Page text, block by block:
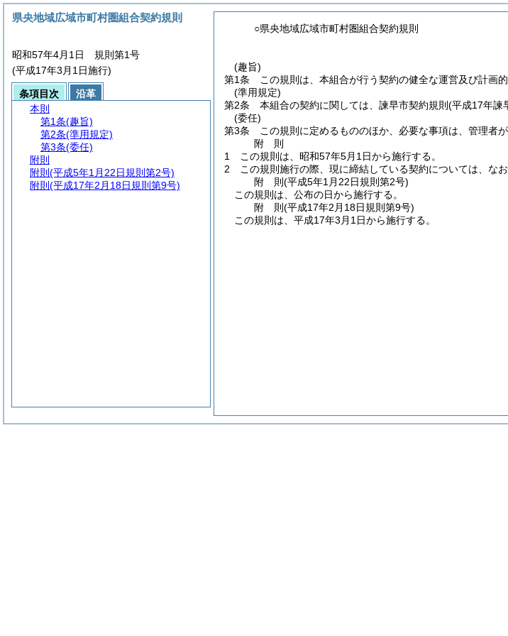
○県央地域広域市町村圏組合契約規則
(趣旨)
第1条
この規則は、本組合が行う契約の健全な運営及び計画
(準用規定)
第2条
本組合の契約に関しては、諫早市契約規則 (平成17年諫
(委任)
第3条
この規則に定めるもののほか、必要な事項は、管理者が
附 則
1
この規則は、昭和57年5月1日から施行する。
2
この規則施行の際、現に締結している契約については、なお
附 則(平成5年1月22日規則第2号)
この規則は、公布の日から施行する。
附 則(平成17年2月18日規則第9号)
この規則は、平成17年3月1日から施行する。
県央地域広域市町村圏組合契約規則
昭和57年4月1日 規則第1号
(平成17年3月1日施行)
条項目次
沿革
本則
第1条(趣旨)
第2条(準用規定)
第3条(委任)
附則
附則 (平成5年1月22日規則第2号)
附則 (平成17年2月18日規則第9号)